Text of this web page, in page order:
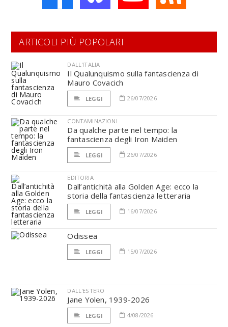
ARTICOLI PIÙ POPOLARI
DALL'ITALIA
Il Qualunquismo sulla fantascienza di
Mauro Covacich
LEGGI 26/07/2026
CONTAMINAZIONI
Da qualche parte nel tempo: la
fantascienza degli Iron Maiden
LEGGI 26/07/2026
EDITORIA
Dall’antichità alla Golden Age: ecco la
storia della fantascienza letteraria
LEGGI 16/07/2026
Odissea
LEGGI 15/07/2026
DALL'ESTERO
Jane Yolen, 1939-2026
LEGGI 4/08/2026